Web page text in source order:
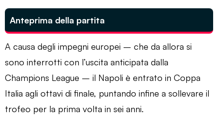
Anteprima della partita
A causa degli impegni europei – che da allora si
sono interrotti con l’uscita anticipata dalla
Champions League – il Napoli è entrato in Coppa
Italia agli ottavi di finale, puntando infine a sollevare il
trofeo per la prima volta in sei anni.